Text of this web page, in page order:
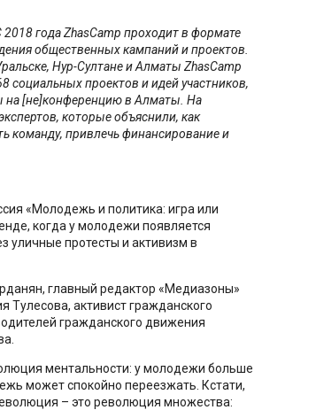
года ZhasCamp проходит в формате
общественных кампаний и проектов.
Нур-Султане и Алматы ZhasCamp
социальных проектов и идей участников,
на [не]конференцию в Алматы. На
которые объяснили, как
команду, привлечь финансирование и
«Молодежь и политика: игра или
когда у молодежи появляется
уличные протесты и активизм в
главный редактор «Медиазоны»
Тулесова, активист гражданского
гражданского движения
ментальности: у молодежи больше
может спокойно переезжать. Кстати,
– это революция множества: